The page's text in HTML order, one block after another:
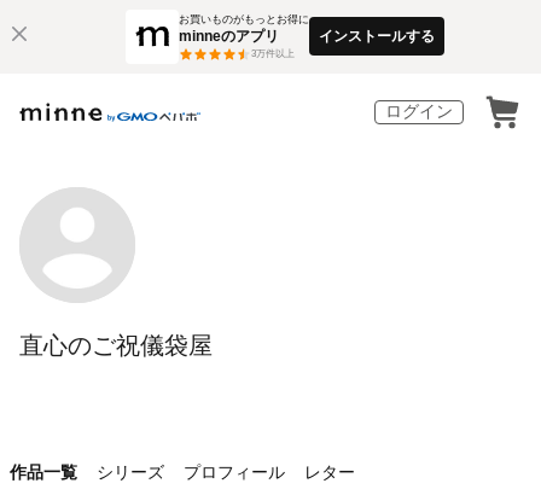
お買いものがもっとお得に
minneのアプリ
3万件以上
インストールする
ログイン
直心のご祝儀袋屋
作品一覧 シリーズ プロフィール レター